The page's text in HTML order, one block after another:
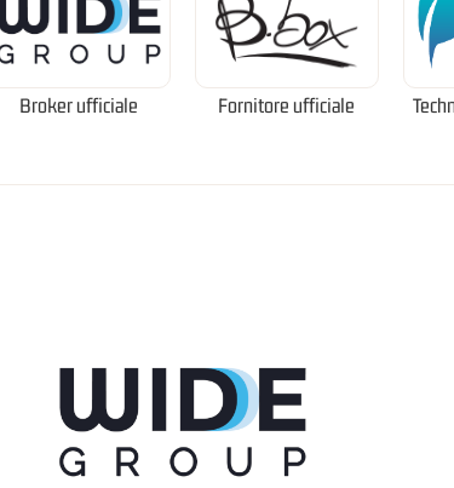
Broker ufficiale Fornitore ufficiale